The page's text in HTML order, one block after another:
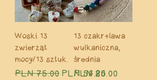
Woski 13
zwierząt
mocy/13 sztuk.
Regular Price
PLN 75.00 Sale Price
PLN 56.25
13 czakr+lawa
wulkaniczna,
średnia
Price
PLN 80.00